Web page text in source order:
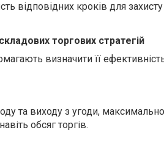
відповідних кроків для захисту
торгових стратегій
визначити її
та виходу з угоди, максимально
обсяг торгів.